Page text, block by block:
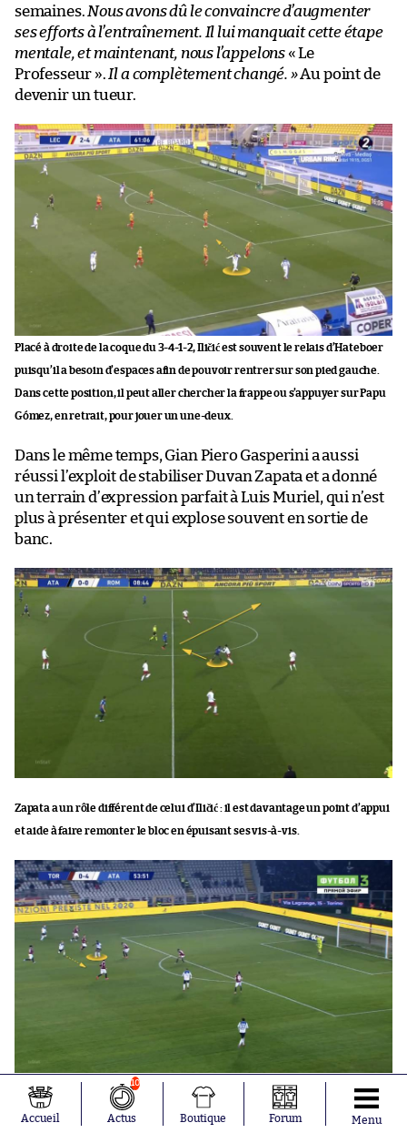
semaines. Nous avons dû le convaincre d’augmenter
ses efforts à l’entraînement. Il lui manquait cette étape
mentale, et maintenant, nous l’appelons« Le
Professeur ». Il a complètement changé. »Au point de
devenir un tueur.
Placé à droite de la coque du 3-4-1-2, Iličić est souvent le relais d’Hateboer
puisqu’il a besoin d’espaces afin de pouvoir rentrer sur son pied gauche.
Dans cette position, il peut aller chercher la frappe ou s’appuyer sur Papu
Gómez, en retrait, pour jouer un une-deux.
Dans le même temps, Gian Piero Gasperini a aussi
réussi l’exploit de stabiliser Duvan Zapata et a donné
un terrain d’expression parfait à Luis Muriel, qui n’est
plus à présenter et qui explose souvent en sortie de
banc.
Zapata a un rôle différent de celui d’Iličić : il est davantage un point d’appui
et aide à faire remonter le bloc en épuisant ses vis-à-vis.
Ici, face au Torino, il va servir de planche à Papu Gómez, qui n’a ensuite
plus qu’à servir Iličić.
Accueil
10
Actus Boutique Forum Menu